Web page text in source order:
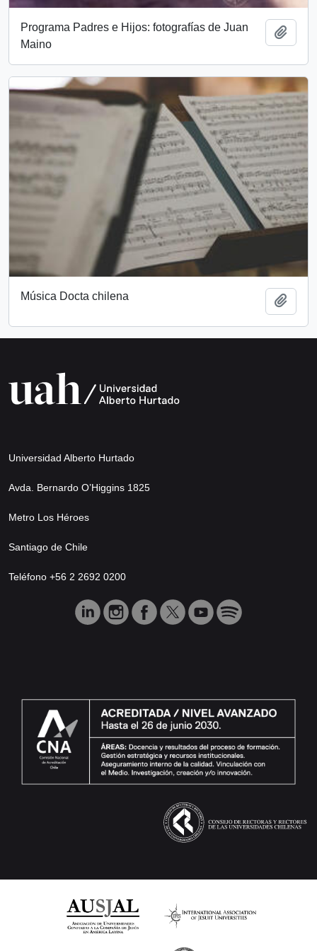
Programa Padres e Hijos: fotografías de Juan
Maino
Música Docta chilena
Universidad Alberto Hurtado
Avda. Bernardo O’Higgins 1825
Metro Los Héroes
Santiago de Chile
Teléfono +56 2 2692 0200